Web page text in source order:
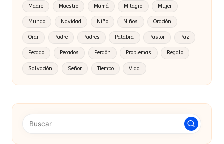
Madre Maestro Mamá Milagro Mujer
Mundo Navidad Niño Niños Oración
Orar Padre Padres Palabra Pastor Paz
Pecado Pecados Perdón Problemas Regalo
Salvación Señor Tiempo Vida